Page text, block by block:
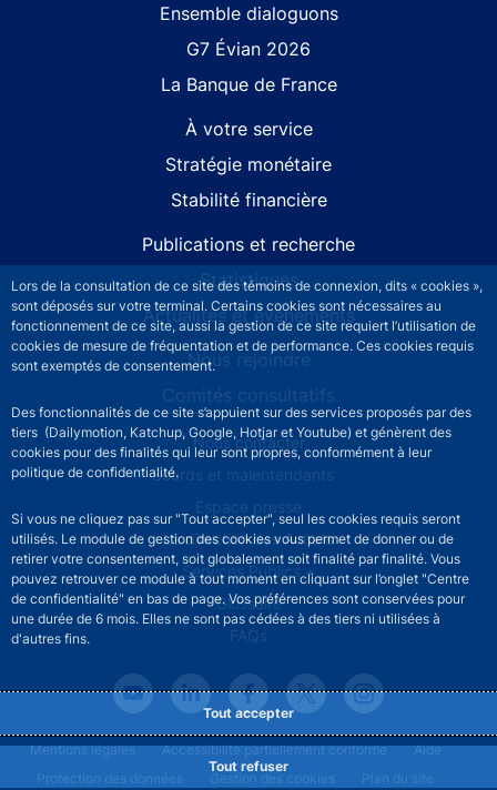
Lors de la consultation de ce site des témoins de connexion, dits « cookies »,
sont déposés sur votre terminal. Certains cookies sont nécessaires au
fonctionnement de ce site, aussi la gestion de ce site requiert l’utilisation de
cookies de mesure de fréquentation et de performance. Ces cookies requis
sont exemptés de consentement.
Des fonctionnalités de ce site s’appuient sur des services proposés par des
tiers (Dailymotion, Katchup, Google, Hotjar et Youtube) et génèrent des
cookies pour des finalités qui leur sont propres, conformément à leur
politique de confidentialité.
Si vous ne cliquez pas sur "Tout accepter", seul les cookies requis seront
utilisés. Le module de gestion des cookies vous permet de donner ou de
retirer votre consentement, soit globalement soit finalité par finalité. Vous
pouvez retrouver ce module à tout moment en cliquant sur l’onglet "Centre
de confidentialité" en bas de page. Vos préférences sont conservées pour
une durée de 6 mois. Elles ne sont pas cédées à des tiers ni utilisées à
d'autres fins.
Tout accepter
Tout refuser
Ensemble dialoguons
G7 Évian 2026
La Banque de France
À votre service
Stratégie monétaire
Stabilité financière
Publications et recherche
Statistiques
Actualités et événements
Nous rejoindre
Comités consultatifs
Footer secondary menuNous contacter
Sourds et malentendants
Espace presse
La direction des Achats
Services Publics +
Glossaire
FAQs
Footer legal notice menu
Mentions légales Accessibilité partiellement conforme
Aide
Protection des données
Gestion des cookies Plan du site